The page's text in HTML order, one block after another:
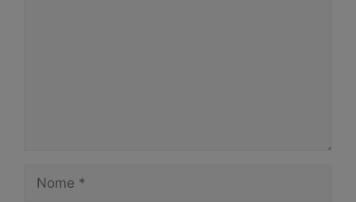
Nome